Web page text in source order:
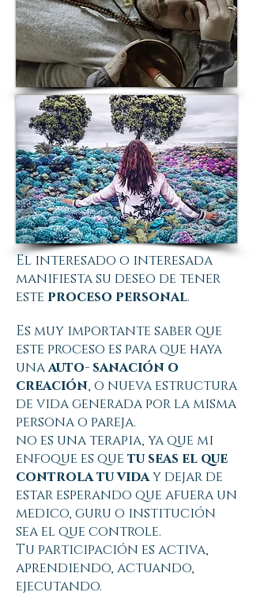
El interesado o interesada
manifiesta su deseo de tener
este proceso personal.
Es muy importante saber que
este proceso es para que haya
unaauto- sanación o
creación, o nueva estructura
de vida generada por la misma
persona o pareja.
no es una terapia, ya que mi
enfoque es que tu seas el que
controla tu viday dejar de
estar esperando que afuera un
medico, guru o institución
sea el que controle.
Tu participación es activa,
aprendiendo, actuando,
ejecutando.